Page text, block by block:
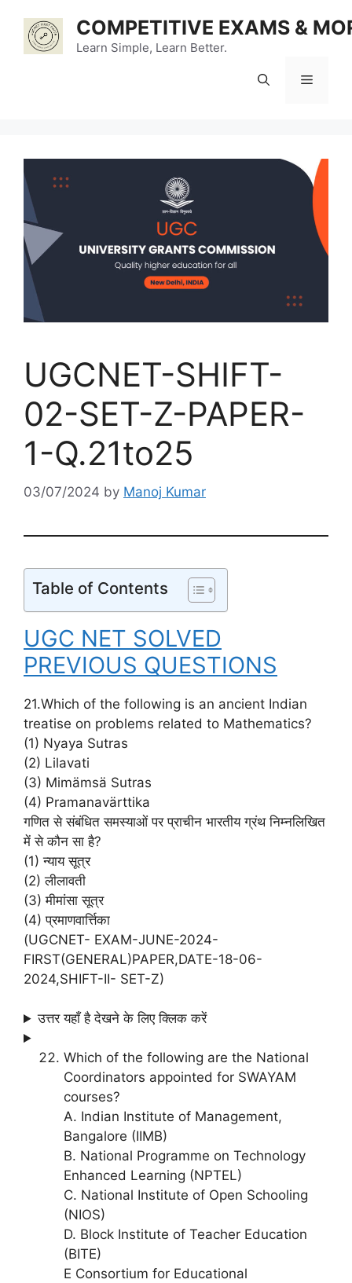
content
COMPETITIVE EXAMS &
Learn Simple, Learn Better.
Menu
UGCNET-SHIFT-
02-SET-Z-PAPER-
1-Q.21to25
03/07/2024 by Manoj Kumar
Table of Contents
UGC NET SOLVED
PREVIOUS QUESTIONS
21.Which of the following is an ancient Indian
treatise on problems related to Mathematics?
(1) Nyaya Sutras
(2) Lilavati
(3) Mimämsä Sutras
(4) Pramanavärttika
गणित से संबंधित समस्याओं पर प्राचीन भारतीय ग्रंथ निम्नलिखित
में से कौन सा है?
(1) न्याय सूत्र
(2) लीलावती
(3) मीमांसा सूत्र
(4) प्रमाणवार्त्तिका
(UGCNET- EXAM-JUNE-2024-
FIRST(GENERAL)PAPER,DATE-18-06-
2024,SHIFT-II- SET-Z)
उत्तर यहाँ है देखने के लिए क्लिक करें
Which of the following are the National
Coordinators appointed for SWAYAM
courses?
A. Indian Institute of Management,
Bangalore (IIMB)
B. National Programme on Technology
Enhanced Learning (NPTEL)
C. National Institute of Open Schooling
(NIOS)
D. Block Institute of Teacher Education
(BITE)
E Consortium for Educational